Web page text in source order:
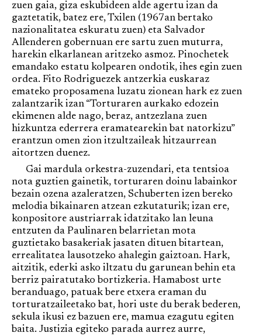
zuen gaia, giza eskubideen alde agertu izan da
gaztetatik, batez ere, Txilen (1967an bertako
nazionalitatea eskuratu zuen) eta Salvador
Allenderen gobernuan ere sartu zuen muturra,
harekin elkarlanean aritzeko asmoz. Pinochetek
emandako estatu kolpearen ondotik, ihes egin zuen
ordea. Fito Rodriguezek antzerkia euskaraz
emateko proposamena luzatu zionean hark ez zuen
zalantzarik izan “Torturaren aurkako edozein
ekimenen alde nago, beraz, antzezlana zuen
hizkuntza ederrera eramatearekin bat natorkizu”
erantzun omen zion itzultzaileak hitzaurrean
aitortzen duenez.
Gai mardula orkestra-zuzendari, eta tentsioa
nota guztien gainetik, torturaren doinu labainkor
bezain ozena azaleratzen, Schuberten izen bereko
melodia bikainaren atzean ezkutaturik; izan ere,
konpositore austriarrak idatzitako lan leuna
entzuten da Paulinaren belarrietan mota
guztietako basakeriak jasaten dituen bitartean,
errealitatea lausotzeko ahalegin gaiztoan. Hark,
aitzitik, ederki asko iltzatu du garunean behin eta
berriz pairatutako bortizkeria. Hamabost urte
beranduago, patuak bere etxera eraman du
torturatzaileetako bat, hori uste du berak bederen,
sekula ikusi ez bazuen ere, mamua ezagutu egiten
baita. Justizia egiteko parada aurrez aurre,